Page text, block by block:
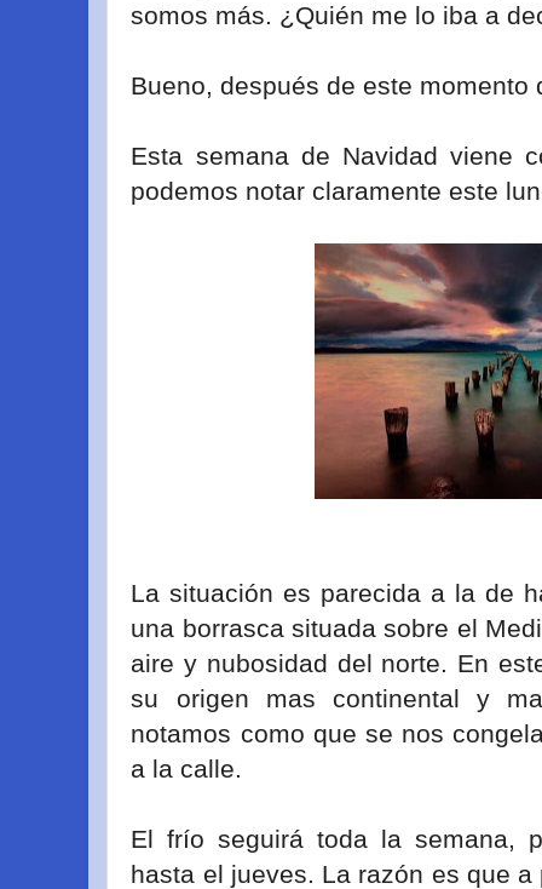
somos más. ¿Quién me lo iba a
Bueno, después de este
Esta semana de Navidad viene
podemos notar claramente este
La situación es parecida a la de
una borrasca situada sobre el
aire y nubosidad del norte. En
su origen mas continental y
notamos como que se nos
a la calle.
El frío seguirá toda la semana,
hasta el jueves. La razón es que